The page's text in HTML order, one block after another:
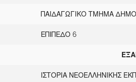
ΠΑΙΔΑΓΩΓΙΚΟ ΤΜΗΜΑ
ΕΠΙΠΕΔΟ 6
ΙΣΤΟΡΙΑ ΝΕΟΕΛΛΗΝΙΚΗΣ